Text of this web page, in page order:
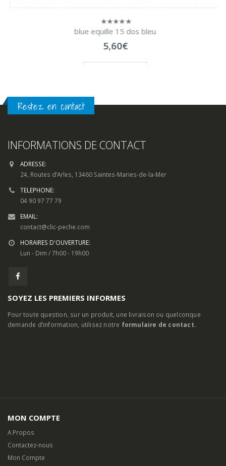
0
sur
blue equille 15 dos bleu
5,60€
Restez en contact
INFORMATIONS DE CONTACT
ADRESSE:
24, Routes d’Arles, 13460 Saintes-Maries-de-la-Mer
TELEPHONE:
04 90 97 77 79
EMAIL:
contact@clic-peche.com
SOYEZ LES PREMIERS INFORMES
MON COMPTE